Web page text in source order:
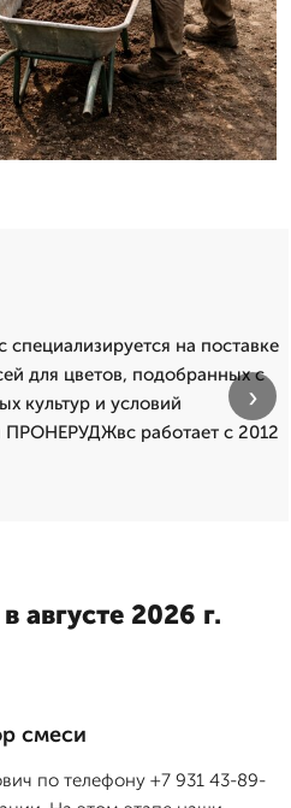
на поставке
для цветов, подобранных с
культур и условий
работает с 2012
›
августе 2026 г.
смеси
по телефону +7 931 43-89-